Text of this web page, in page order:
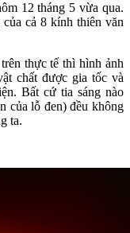
12 tháng 5 vừa qua.
cả 8 kính thiên văn
thực tế thì hình ảnh
chất được gia tốc và
Bất cứ tia sáng nào
của lỗ đen) đều không
ta.